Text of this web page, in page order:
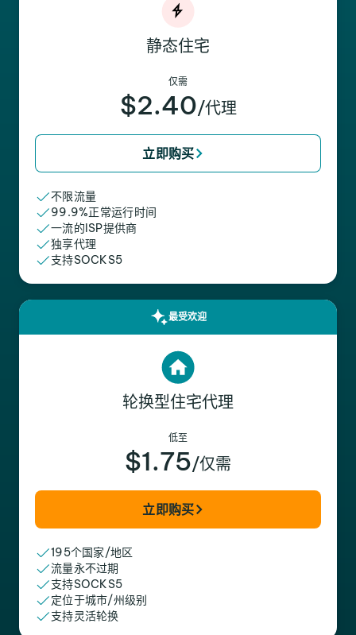
静态住宅
仅需
$2.40/代理
立即购买
不限流量
99.9%正常运行时间
一流的ISP提供商
独享代理
支持SOCKS5
最受欢迎
轮换型住宅代理
低至
$1.75/仅需
立即购买
195个国家/地区
流量永不过期
支持SOCKS5
定位于城市/州级别
支持灵活轮换